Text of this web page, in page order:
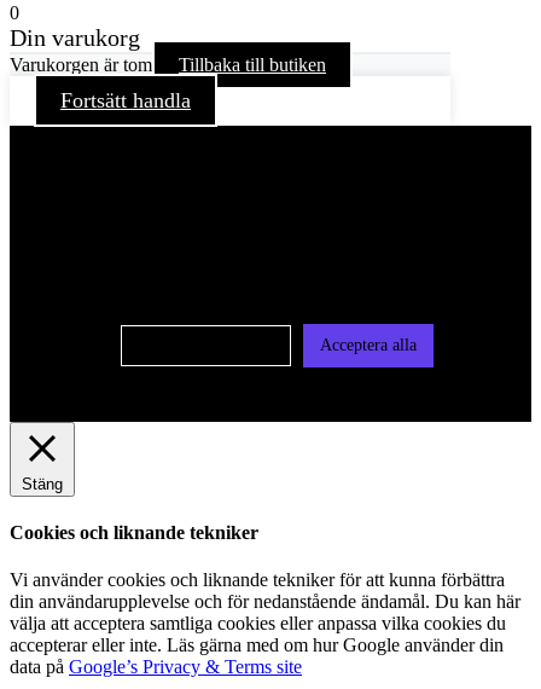
0
Din varukorg
Varukorgen är tom Tillbaka till butiken
Fortsätt handla
Acceptera alla
Stäng
Cookies och liknande tekniker
Vi använder cookies och liknande tekniker för att kunna förbättra
din användarupplevelse och för nedanstående ändamål. Du kan här
välja att acceptera samtliga cookies eller anpassa vilka cookies du
accepterar eller inte. Läs gärna med om hur Google använder din
data på Google’s Privacy & Terms site